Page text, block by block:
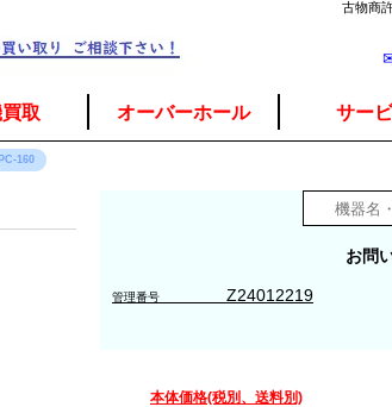
古物商
取 オーバーホール サー
160
お問
管理番号 Z24012219
本体価格(税別、送料別)